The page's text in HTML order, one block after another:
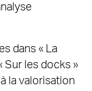
dans « La
Sur les docks »
la valorisation